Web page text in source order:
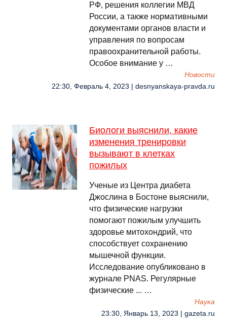
РФ, решения коллегии МВД
России, а также нормативными
документами органов власти и
управления по вопросам
правоохранительной работы.
Особое внимание у …
Новости
22:30, Февраль 4, 2023 | desnyanskaya-pravda.ru
Биологи выяснили, какие
изменения тренировки
вызывают в клетках
пожилых
Ученые из Центра диабета
Джослина в Бостоне выяснили,
что физические нагрузки
помогают пожилым улучшить
здоровье митохондрий, что
способствует сохранению
мышечной функции.
Исследование опубликовано в
журнале PNAS. Регулярные
физические ... …
Наука
23:30, Январь 13, 2023 | gazeta.ru